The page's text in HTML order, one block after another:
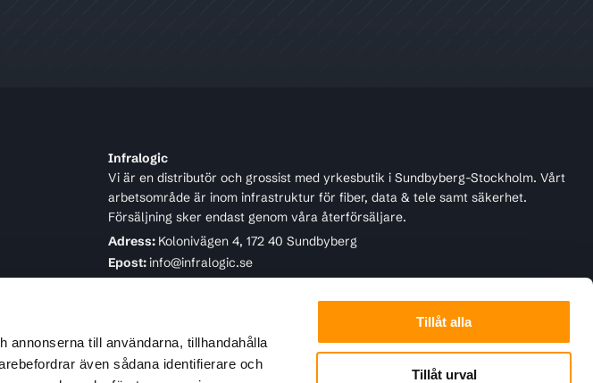
annonserna till användarna, tillhandahålla
även sådana identifierare och
Tillåt alla
Tillåt urval
Infralogic
Vi är en distributör och grossist med yrkesbutik i Sundbyberg-Stockholm. Vårt
arbetsområde är inom infrastruktur för fiber, data & tele samt säkerhet.
Försäljning sker endast genom våra återförsäljare.
Adress: Kolonivägen 4, 172 40 Sundbyberg
Epost:info@infralogic.se